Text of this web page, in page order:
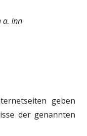
a. Inn
geben
der genannten